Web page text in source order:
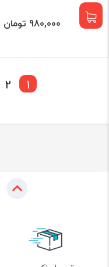
980,000 تومان
1
2